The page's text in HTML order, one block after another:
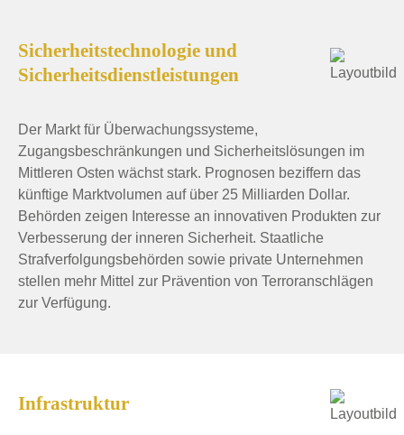
Sicherheitstechnologie und
Sicherheitsdienstleistungen
Der Markt für Überwachungssysteme,
Zugangsbeschränkungen und Sicherheitslösungen im
Mittleren Osten wächst stark. Prognosen beziffern das
künftige Marktvolumen auf über 25 Milliarden Dollar.
Behörden zeigen Interesse an innovativen Produkten zur
Verbesserung der inneren Sicherheit. Staatliche
Strafverfolgungsbehörden sowie private Unternehmen
stellen mehr Mittel zur Prävention von Terroranschlägen
zur Verfügung.
Infrastruktur